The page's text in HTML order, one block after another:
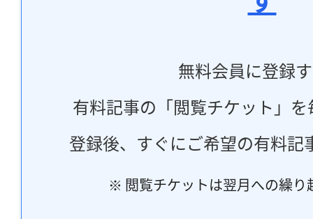
無料会員に登録
有料記事の「閲覧チケット」
登録後、すぐにご希望の有料記
※ 閲覧チケットは翌月への繰り